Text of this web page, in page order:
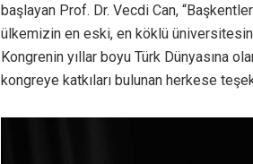
başlayan Prof. Dr. Vecdi Can,
ülkemizin en eski, en köklü
Kongrenin yıllar boyu Türk Dünyasına
kongreye katkıları bulunan herkese